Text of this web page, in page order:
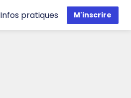
Infos pratiques M'inscrire